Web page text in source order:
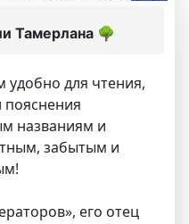
Тамерлана 🌳
для чтения,
пояснения
названиям и
забытым и
его отец